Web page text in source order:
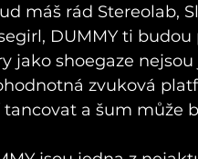
máš rád Stereolab,
DUMMY ti
jako shoegaze
zvuková
a šum může